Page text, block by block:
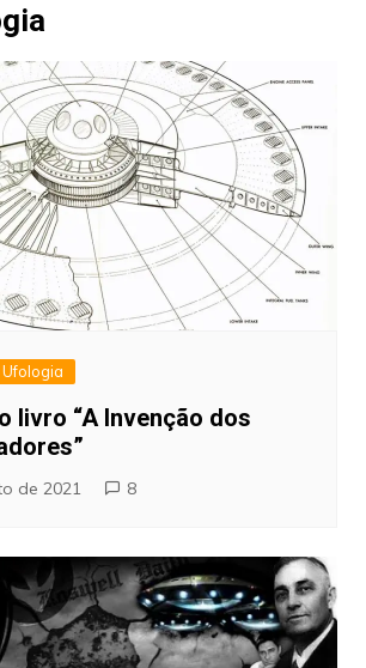
Ufologia
livro “A Invenção dos
de 2021 8